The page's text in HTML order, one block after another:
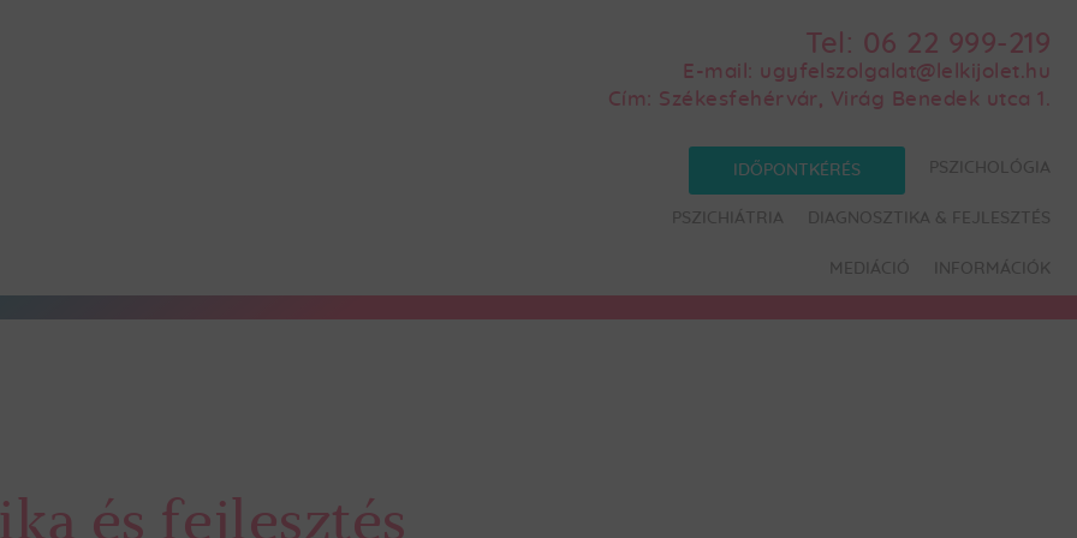
Tel: 06 22 999-219
E-mail: ugyfelszolgalat@lelkijolet.hu
Cím: Székesfehérvár, Virág Benedek utca 1.
IDŐPONTKÉRÉS PSZICHOLÓGIA
PSZICHIÁTRIA DIAGNOSZTIKA & FEJLESZTÉS
MEDIÁCIÓ INFORMÁCIÓK
és fejlesztés